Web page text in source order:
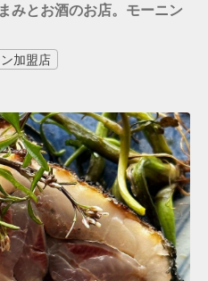
みとお酒のお店。モーニン
加盟店